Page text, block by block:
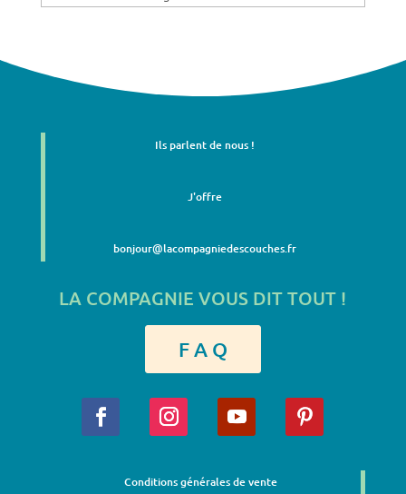
Ils parlent de nous !
J'offre
bonjour@lacompagniedescouches.fr
LA COMPAGNIE VOUS DIT TOUT !
F A Q
Conditions générales de vente